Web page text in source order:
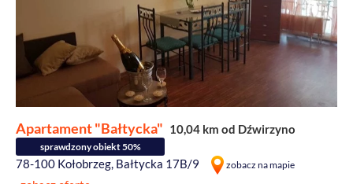
Apartament "Bałtycka" 10,04 km od Dźwirzyno
sprawdzony obiekt 50%
78-100 Kołobrzeg, Bałtycka 17B/9 zobacz na mapie